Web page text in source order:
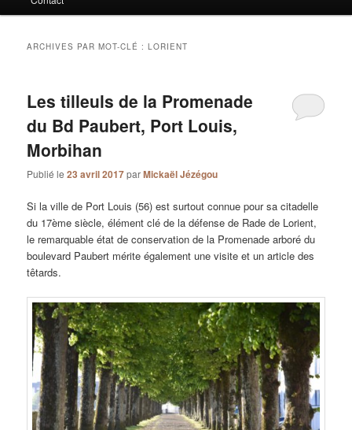
ARCHIVES PAR MOT-CLÉ :LORIENT
Les tilleuls de la Promenade
du Bd Paubert, Port Louis,
Morbihan
Publié le23 avril 2017parMickaël Jézégou
Si la ville de Port Louis (56) est surtout connue pour sa citadelle
du 17ème siècle, élément clé de la défense de Rade de Lorient,
le remarquable état de conservation de la Promenade arboré du
boulevard Paubert mérite également une visite et un article des
têtards.